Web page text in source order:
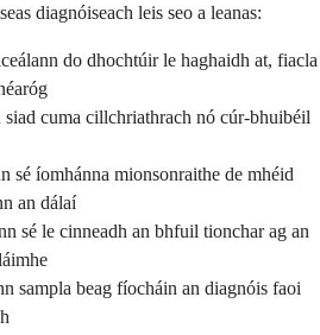
diagnóiseach leis seo a leanas:
do dhochtúir le haghaidh at, fiacla
siad cuma cillchriathrach nó cúr-bhuibéil
sé íomhánna mionsonraithe de mhéid
an dálaí
sé le cinneadh an bhfuil tionchar ag an
sampla beag fíocháin an diagnóis faoi